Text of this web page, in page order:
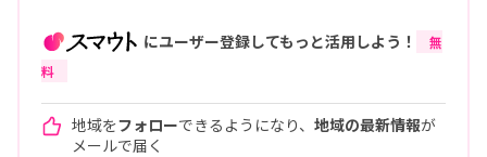
にユーザー登録してもっと活用しよう！
無
料
地域をフォローできるようになり、 地域の最新情報が
メールで届く